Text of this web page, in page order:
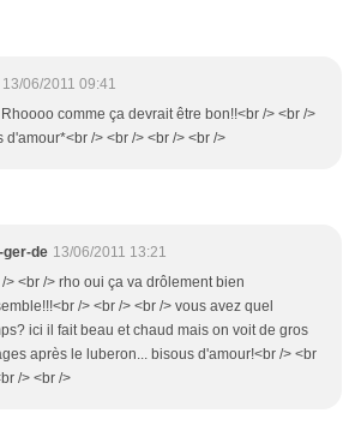
13/06/2011 09:41
comme ça devrait être bon!!<br /> <br />
d'amour*<br /> <br /> <br /> <br />
ger-de 13/06/2011 13:21
> <br /> rho oui ça va drôlement bien
/> <br /> <br /> vous avez quel
ici il fait beau et chaud mais on voit de gros
après le luberon... bisous d'amour!<br /> <br
/> <br />